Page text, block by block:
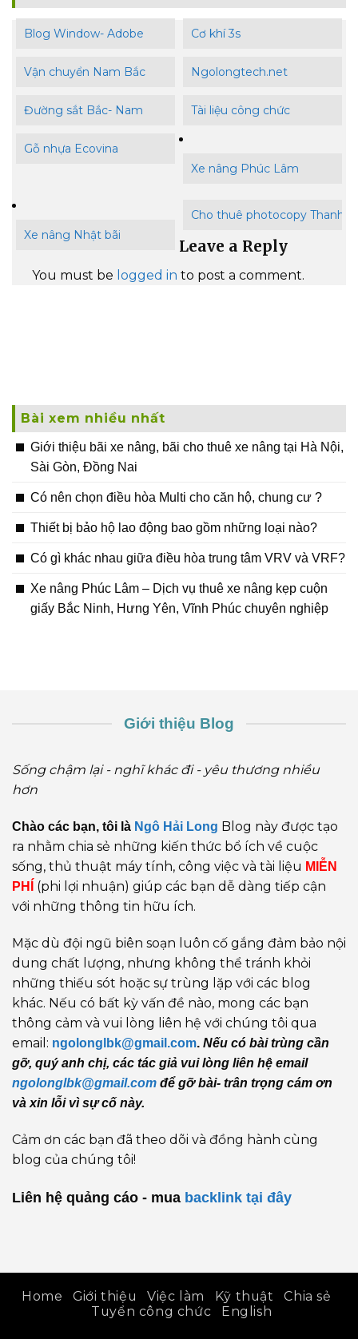
Blog Window- Adobe Cơ khí 3s
Vận chuyển Nam Bắc Ngolongtech.net
Đường sắt Bắc- Nam Tài liệu công chức
Gỗ nhựa Ecovina
Xe nâng Phúc Lâm
Xe nâng Nhật bãi
Cho thuê photocopy Thanh
Leave a Reply
You must be logged in to post a comment.
Bài xem nhiều nhất
Giới thiệu bãi xe nâng, bãi cho thuê xe nâng tại Hà Nội,
Sài Gòn, Đồng Nai
Có nên chọn điều hòa Multi cho căn hộ, chung cư ?
Thiết bị bảo hộ lao động bao gồm những loại nào?
Có gì khác nhau giữa điều hòa trung tâm VRV và VRF?
Xe nâng Phúc Lâm – Dịch vụ thuê xe nâng kẹp cuộn
giấy Bắc Ninh, Hưng Yên, Vĩnh Phúc chuyên nghiệp
Giới thiệu Blog
Sống chậm lại - nghĩ khác đi - yêu thương nhiều
hơn
Chào các bạn, tôi là Ngô Hải Long Blog này được tạo
ra nhằm chia sẻ những kiến thức bổ ích về cuộc
sống, thủ thuật máy tính, công việc và tài liệu MIỄN
PHÍ
(phi lợi nhuận) giúp các bạn dễ dàng tiếp cận
với những thông tin hữu ích.
Mặc dù đội ngũ biên soạn luôn cố gắng đảm bảo nội
dung chất lượng, nhưng không thể tránh khỏi
những thiếu sót hoặc sự trùng lặp với các blog
khác. Nếu có bất kỳ vấn đề nào, mong các bạn
thông cảm và vui lòng liên hệ với chúng tôi qua
email: ngolonglbk@gmail.com. Nếu có bài trùng cần
gỡ, quý anh chị, các tác giả vui lòng liên hệ email
ngolonglbk@gmail.com để gỡ bài- trân trọng cám ơn
và xin lỗi vì sự cố này.
Cảm ơn các bạn đã theo dõi và đồng hành cùng
blog của chúng tôi!
Liên hệ quảng cáo - mua backlink tại đây
Home Giới thiệu Việc làm Kỹ thuật
Chia sẻ
Tuyển công chức
English